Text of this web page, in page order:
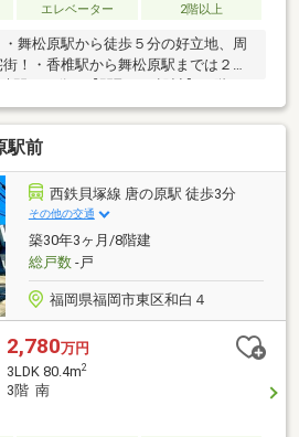
エレベーター 2階以上
・舞松原駅から徒歩５分の好立地、周
！・香椎駅から舞松原駅までは２駅
間は４分！【間取り・設計】・階下
お過ごし頂けます！・小さなお庭が
家庭菜園やガーデニングを楽しめま
く、有効居住部分を広くとった設
中心に水回りが集約、キッチンから
クスルー、家事導線がスムーズです！
走式の平面駐車場の空き区画がありま
月８日時点)※本物件は弊社が売主様と
を締結し販売活動を行っておりま
お気軽にお申し付けください。
駅前
西鉄貝塚線 唐の原駅 徒歩3分
その他の交通
築30年3ヶ月/8階建
総戸数-戸
福岡県福岡市東区和白４
2,780万円
3LDK 80.4m2
3階 南